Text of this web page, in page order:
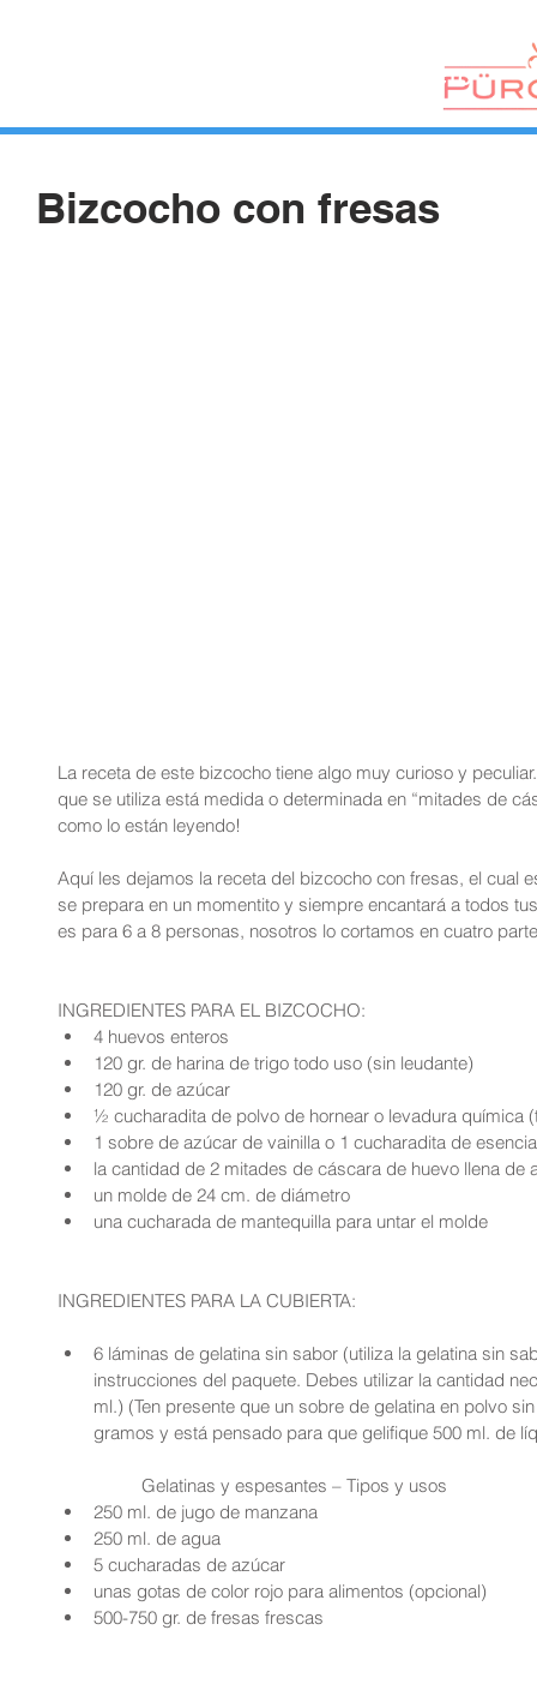
CONTACTO
Bizcocho con fresas
La receta de este bizcocho tiene algo muy curioso y
que se utiliza está medida o determinada en “mitades de
como lo están leyendo!
Aquí les dejamos la receta del bizcocho con fresas, el cual
se prepara en un momentito y siempre encantará a todos
es para 6 a 8 personas, nosotros lo cortamos en cuatro
INGREDIENTES PARA EL BIZCOCHO:
4 huevos enteros
120 gr. de harina de trigo todo uso (sin leudante)
120 gr. de azúcar
½ cucharadita de polvo de hornear o levadura química
1 sobre de azúcar de vainilla o 1 cucharadita de
la cantidad de 2 mitades de cáscara de huevo llena
un molde de 24 cm. de diámetro
una cucharada de mantequilla para untar el molde
INGREDIENTES PARA LA CUBIERTA:
6 láminas de gelatina sin sabor (utiliza la gelatina sin
instrucciones del paquete. Debes utilizar la cantidad
ml.) (Ten presente que un sobre de gelatina en polvo
gramos y está pensado para que gelifique 500 ml. de
	Gelatinas y espesantes – Tipos y usos
250 ml. de jugo de manzana
250 ml. de agua
5 cucharadas de azúcar
unas gotas de color rojo para alimentos (opcional)
500-750 gr. de fresas frescas